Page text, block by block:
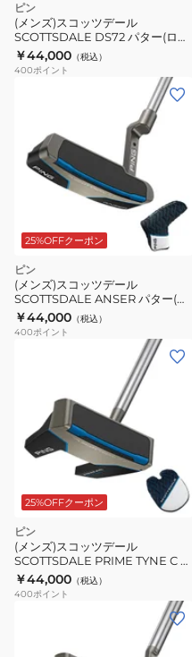
ピン
(メンズ)スコッツデール
SCOTTSDALE DS72 パター(ロフ
ト3度)Stepless Steel
￥44,000 （税込）
400ポイント
25%OFFクーポン
ピン
(メンズ)スコッツデール
SCOTTSDALE ANSER パター(ロ
フト3度)Stepless Steel
￥44,000 （税込）
400ポイント
25%OFFクーポン
ピン
(メンズ)スコッツデール
SCOTTSDALE PRIME TYNE C パ
ター(ロフト3度)Stepless Steel
￥44,000 （税込）
400ポイント